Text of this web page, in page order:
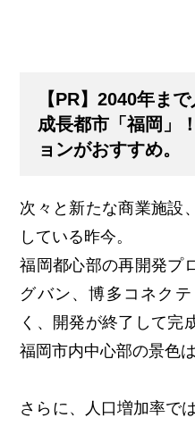
【PR】2040年ま
成長都市「福岡」
ョンがおすすめ。
次々と新たな商業施設
している昨今。
福岡都心部の再開発プ
グバン、博多コネク
く、開発が終了して完
福岡市内中心部の景色
さらに、人口増加率で